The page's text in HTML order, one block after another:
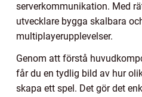
serverkommunikation. Med
utvecklare bygga skalbara
multiplayerupplevelser.
Genom att förstå
får du en tydlig bild av hur
skapa ett spel. Det gör det